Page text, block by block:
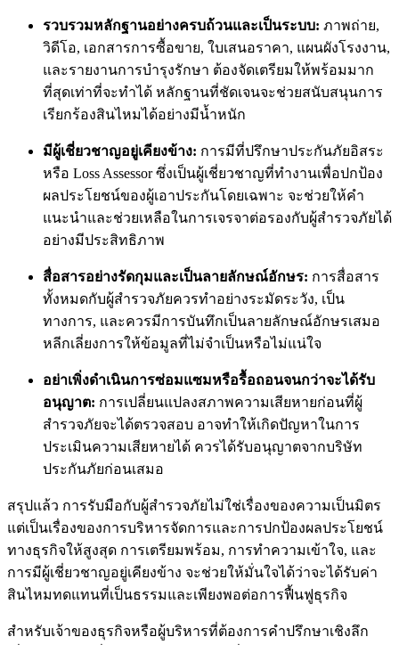
รวบรวมหลักฐานอย่างครบถ้วนและเป็นระบบ: ภาพถ่าย,
วิดีโอ, เอกสารการซื้อขาย, ใบเสนอราคา, แผนผังโรงงาน,
และรายงานการบำรุงรักษา ต้องจัดเตรียมให้พร้อมมาก
ที่สุดเท่าที่จะทำได้ หลักฐานที่ชัดเจนจะช่วยสนับสนุนการ
เรียกร้องสินไหมได้อย่างมีน้ำหนัก
มีผู้เชี่ยวชาญอยู่เคียงข้าง: การมีที่ปรึกษาประกันภัยอิสระ
หรือ Loss Assessor ซึ่งเป็นผู้เชี่ยวชาญที่ทำงานเพื่อปกป้อง
ผลประโยชน์ของผู้เอาประกันโดยเฉพาะ จะช่วยให้คำ
แนะนำและช่วยเหลือในการเจรจาต่อรองกับผู้สำรวจภัยได้
อย่างมีประสิทธิภาพ
สื่อสารอย่างรัดกุมและเป็นลายลักษณ์อักษร: การสื่อสาร
ทั้งหมดกับผู้สำรวจภัยควรทำอย่างระมัดระวัง, เป็น
ทางการ, และควรมีการบันทึกเป็นลายลักษณ์อักษรเสมอ
หลีกเลี่ยงการให้ข้อมูลที่ไม่จำเป็นหรือไม่แน่ใจ
อย่าเพิ่งดำเนินการซ่อมแซมหรือรื้อถอนจนกว่าจะได้รับ
อนุญาต: การเปลี่ยนแปลงสภาพความเสียหายก่อนที่ผู้
สำรวจภัยจะได้ตรวจสอบ อาจทำให้เกิดปัญหาในการ
ประเมินความเสียหายได้ ควรได้รับอนุญาตจากบริษัท
ประกันภัยก่อนเสมอ
สรุปแล้ว การรับมือกับผู้สำรวจภัยไม่ใช่เรื่องของความเป็นมิตร
แต่เป็นเรื่องของการบริหารจัดการและการปกป้องผลประโยชน์
ทางธุรกิจให้สูงสุด การเตรียมพร้อม, การทำความเข้าใจ, และ
การมีผู้เชี่ยวชาญอยู่เคียงข้าง จะช่วยให้มั่นใจได้ว่าจะได้รับค่า
สินไหมทดแทนที่เป็นธรรมและเพียงพอต่อการฟื้นฟูธุรกิจ
สำหรับเจ้าของธุรกิจหรือผู้บริหารที่ต้องการคำปรึกษาเชิงลึก